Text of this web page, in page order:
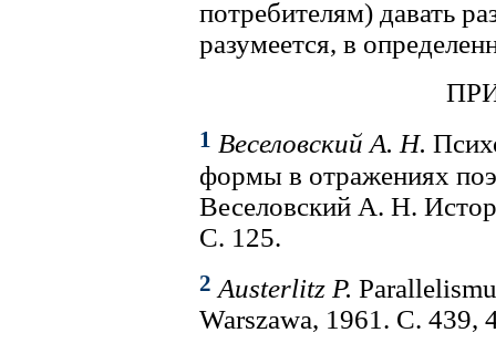
потребителям) давать
разумеется, в
1 Веселовский А. Н.
формы в отражениях
Веселовский А. Н.
С. 125.
2 Austerlitz P.
Warszawa, 1961. С. 439,